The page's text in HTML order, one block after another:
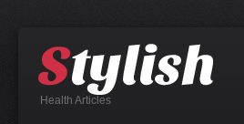
Health Articles